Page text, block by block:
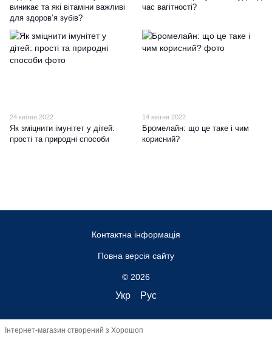
виникає та які вітаміни важливі
для здоров’я зубів?
час вагітності?
24 квітня 2022
Як зміцнити імунітет у дітей:
прості та природні способи
14 квітня 2022
Бромелайн: що це таке і чим
корисний?
Контактна інформація
Повна версія сайту
© 2026
Укр Рус
Інтернет-магазин створений з Хорошоп